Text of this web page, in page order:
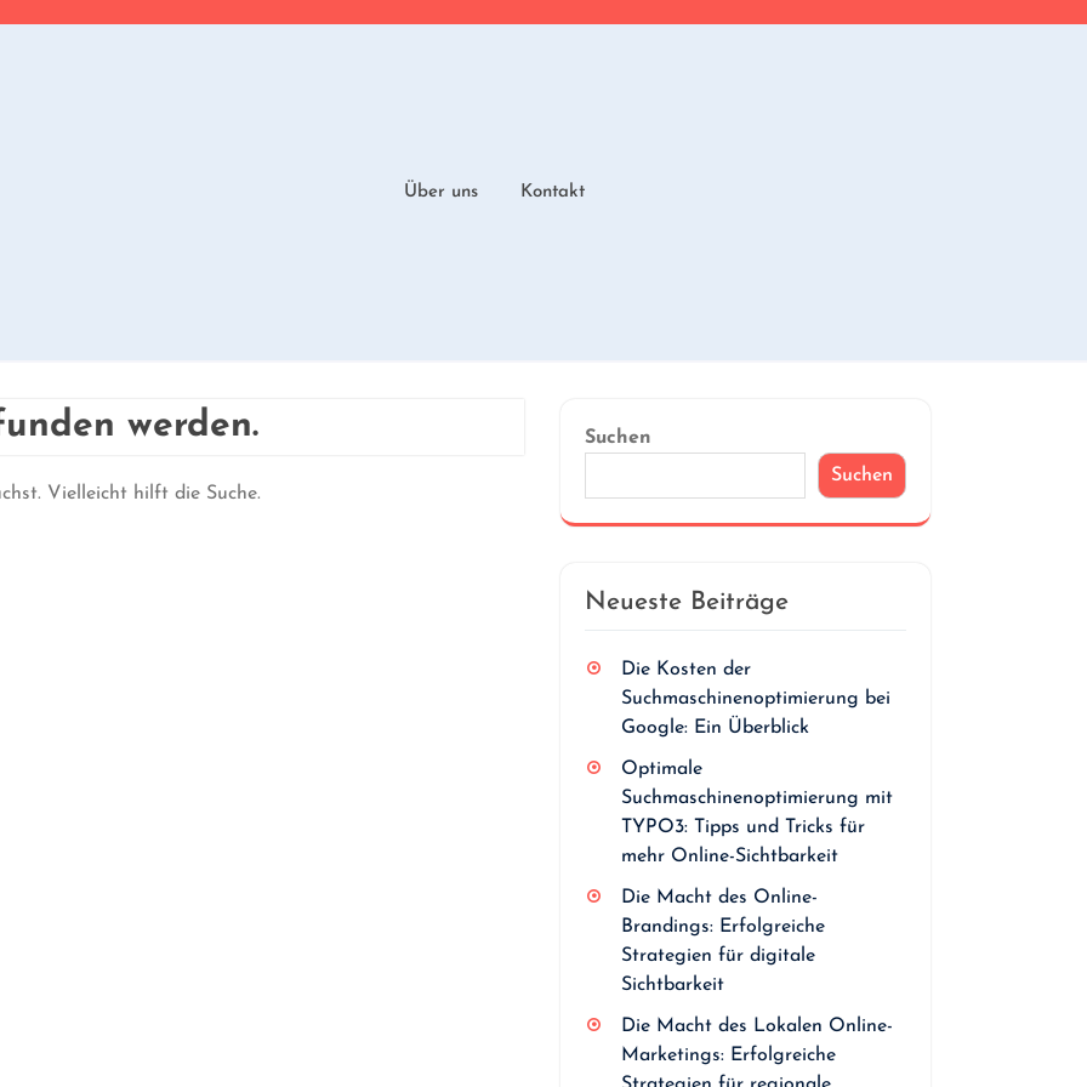
Über uns Kontakt
werden.
Vielleicht hilft die Suche.
Suchen
Suchen
Neueste Beiträge
Die Kosten der
Suchmaschinenoptimierung bei
Google: Ein Überblick
Optimale
Suchmaschinenoptimierung mit
TYPO3: Tipps und Tricks für
mehr Online-Sichtbarkeit
Die Macht des Online-
Brandings: Erfolgreiche
Strategien für digitale
Sichtbarkeit
Die Macht des Lokalen Online-
Marketings: Erfolgreiche